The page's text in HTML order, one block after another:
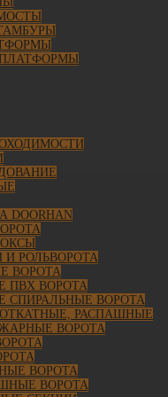
И РОЛЬВОРОТА
ВОРОТА
ПВХ ВОРОТА
СПИРАЛЬНЫЕ ВОРОТА
РАСПАШНЫЕ
ВОРОТА
ВОРОТА
ВОРОТА